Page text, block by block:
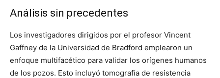
Análisis sin precedentes
Los investigadores dirigidos por el profesor Vincent
Gaffney de la Universidad de Bradford emplearon un
enfoque multifacético para validar los orígenes humanos
de los pozos. Esto incluyó tomografía de resistencia